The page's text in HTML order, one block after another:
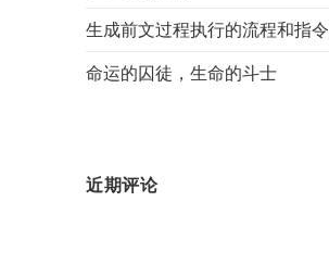
生成前文过程执行的流程和指令
命运的囚徒，生命的斗士
近期评论